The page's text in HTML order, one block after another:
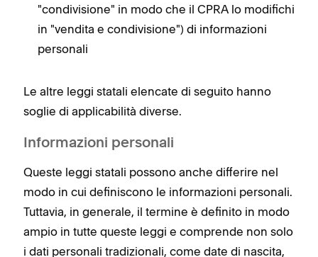
"condivisione" in modo che il CPRA lo modifichi
in "vendita e condivisione") di informazioni
personali
Le altre leggi statali elencate di seguito hanno
soglie di applicabilità diverse.
Informazioni personali
Queste leggi statali possono anche differire nel
modo in cui definiscono le informazioni personali.
Tuttavia, in generale, il termine è definito in modo
ampio in tutte queste leggi e comprende non solo
i dati personali tradizionali, come date di nascita,